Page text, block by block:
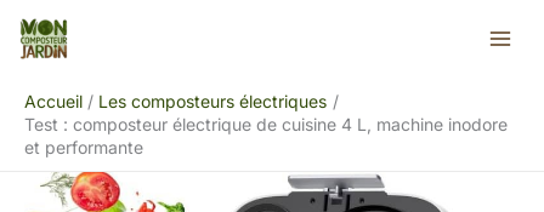
Aller
Accueil
Les composteurs électriques
Test : composteur électrique de cuisine 4 L, machine inodore
et performante
Rechercher